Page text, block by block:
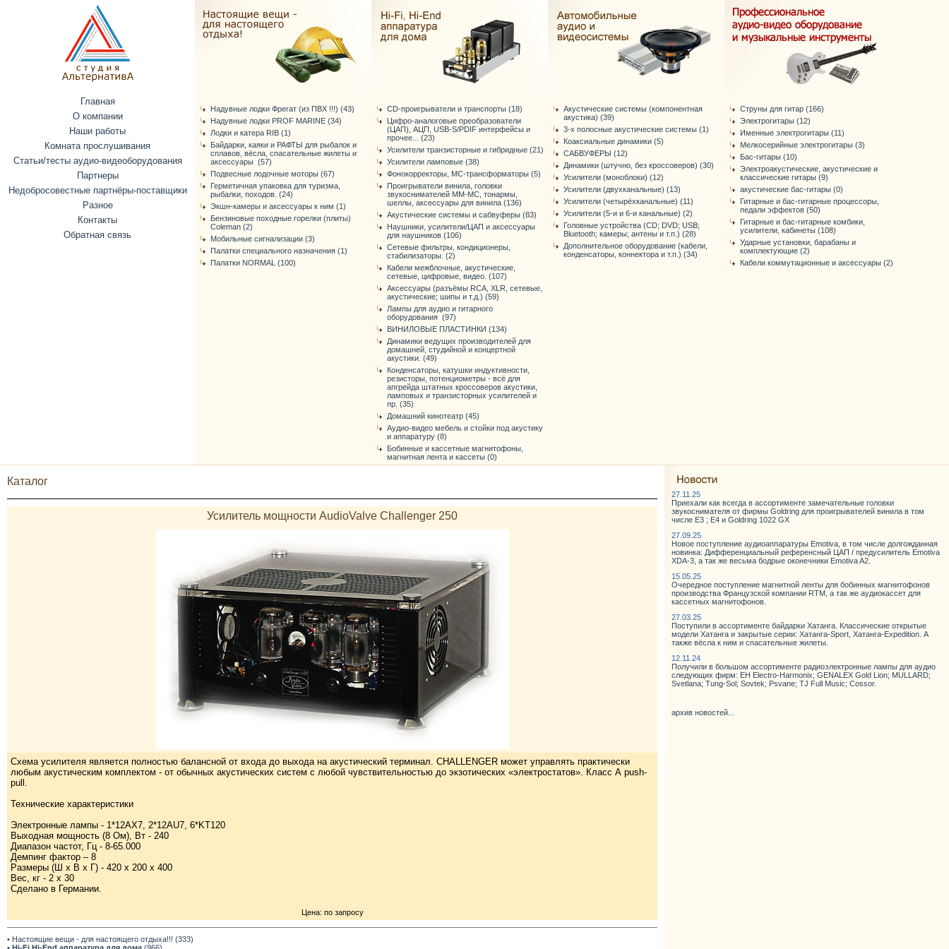
Главная
О компании
Наши работы
Комната прослушивания
Статьи/тесты аудио-видеоборудования
Партнеры
Недобросовестные партнёры-поставщики
Разное
Контакты
Обратная связь
Надувные лодки Фрегат (из ПВХ !!!) (43)
Надувные лодки PROF MARINE (34)
Лодки и катера RIB (1)
Байдарки, каяки и РАФТЫ для рыбалок и
сплавов, вёсла, спасательные жилеты и
аксессуары (57)
Подвесные лодочные моторы (67)
Герметичная упаковка для туризма,
рыбалки, походов. (24)
Экшн-камеры и аксессуары к ним (1)
Бензиновые походные горелки (плиты)
Coleman (2)
Мобильные сигнализации (3)
Палатки специального назначения (1)
Палатки NORMAL (100)
CD-проигрыватели и транспорты (18)
Цифро-аналоговые преобразователи
(ЦАП), АЦП, USB-S/PDIF интерфейсы и
прочее... (23)
Усилители транзисторные и гибридные (21)
Усилители ламповые (38)
Фонокорректоры, МС-трансформаторы (5)
Проигрыватели винила, головки
звукоснимателей ММ-МС, тонармы,
шеллы, аксессуары для винила (136)
Акустические системы и сабвуферы (83)
Наушники, усилители/ЦАП и аксессуары
для наушников (106)
Сетевые фильтры, кондиционеры,
стабилизаторы. (2)
Кабели межблочные, акустические,
сетевые, цифровые, видео. (107)
Аксессуары (разъёмы RCA, XLR, сетевые,
акустические; шипы и т.д.) (59)
Лампы для аудио и гитарного
оборудования (97)
ВИНИЛОВЫЕ ПЛАСТИНКИ (134)
Динамики ведущих производителей для
домашней, студийной и концертной
акустики. (49)
Конденсаторы, катушки индуктивности,
резисторы, потенциометры - всё для
апгрейда штатных кроссоверов акустики,
ламповых и транзисторных усилителей и
пр. (35)
Домашний кинотеатр (45)
Аудио-видео мебель и стойки под акустику
и аппаратуру (8)
Бобинные и кассетные магнитофоны,
магнитная лента и кассеты (0)
Акустические системы (компонентная
акустика) (39)
3-х полосные акустические системы (1)
Коаксиальные динамики (5)
САБВУФЕРЫ (12)
Динамики (штучно, без кроссоверов) (30)
Усилители (моноблоки) (12)
Усилители (двухканальные) (13)
Усилители (четырёхканальные) (11)
Усилители (5-и и 6-и канальные) (2)
Головные устройства (CD; DVD; USB;
Bluetooth; камеры; антены и т.п.) (28)
Дополнительное оборудование (кабели,
конденсаторы, коннектора и т.п.) (34)
Струны для гитар (166)
Электрогитары (12)
Именные электрогитары (11)
Мелкосерийные электрогитары (3)
Бас-гитары (10)
Электроакустические, акустические и
классические гитары (9)
акустические бас-гитары (0)
Гитарные и бас-гитарные процессоры,
педали эффектов (50)
Гитарные и бас-гитарные комбики,
усилители, кабинеты (108)
Ударные установки, барабаны и
комплектующие (2)
Кабели коммутационные и аксессуары (2)
Каталог
Усилитель мощности AudioValve Challenger 250
Схема усилителя является полностью балансной от входа до выхода на акустический терминал. CHALLENGER может управлять практически
любым акустическим комплектом - от обычных акустических систем с любой чувствительностью до экзотических «электростатов». Класс А push-
pull.
Технические характеристики
Электронные лампы - 1*12АХ7, 2*12AU7, 6*KT120
Выходная мощность (8 Ом), Вт - 240
Диапазон частот, Гц - 8-65.000
Демпинг фактор – 8
Размеры (Ш x В x Г) - 420 x 200 x 400
Вес, кг - 2 x 30
Сделано в Германии.
Цена: по запросу
• Настоящие вещи - для настоящего отдыха!!! (333)
27.11.25
Приехали как всегда в ассортименте замечательные головки
звукоснимателя от фирмы Goldring для проигрывателей винила в том
числе E3 ; E4 и Goldring 1022 GX
27.09.25
Новое поступление аудиоаппаратуры Emotiva, в том числе долгожданная
новинка: Дифференциальный референсный ЦАП / предусилитель Emotiva
XDA-3, а так же весьма бодрые оконечники Emotiva A2.
15.05.25
Очередное поступление магнитной ленты для бобинных магнитофонов
производства Французской компании RTM, а так же аудиокассет для
кассетных магнитофонов.
27.03.25
Поступили в ассортименте байдарки Хатанга. Классические открытые
модели Хатанга и закрытые серии: Хатанга-Sport, Хатанга-Expedition. А
также вёсла к ним и спасательные жилеты.
12.11.24
Получили в большом ассортименте радиоэлектронные лампы для аудио
следующих фирм: EH Electro-Harmonix; GENALEX Gold Lion; MULLARD;
Svetlana; Tung-Sol; Sovtek; Psvane; TJ Full Music; Cossor.
архив новостей...